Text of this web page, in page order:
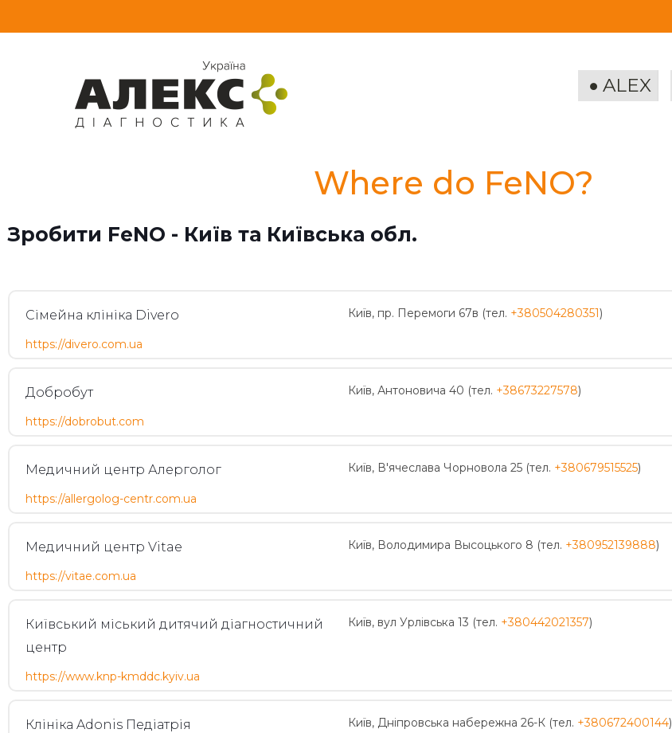
ALEX
Where do FeNO?
Зробити FeNO - Київ та Київська обл.
Сімейна клініка Divero
https://divero.com.ua
Київ, пр. Перемоги 67в (тел. +380504280351)
Добробут
https://dobrobut.com
Київ, Антоновича 40 (тел. +38673227578)
Медичний центр Алерголог
https://allergolog-centr.com.ua
Київ, В'ячеслава Чорновола 25 (тел. +380679515525)
Медичний центр Vitae
https://vitae.com.ua
Київ, Володимира Высоцького 8 (тел. +380952139888)
Київський міський дитячий діагностичний
центр
https://www.knp-kmddc.kyiv.ua
Київ, вул Урлівська 13 (тел. +380442021357)
Клініка Adonis Педіатрія Київ, Дніпровська набережна 26-К (тел. +380672400144)